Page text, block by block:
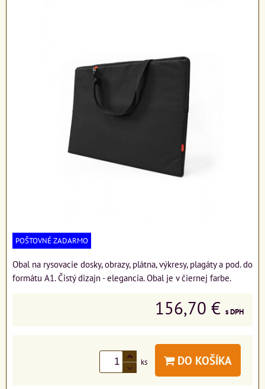
POŠTOVNÉ ZADARMO
Obal na rysovacie dosky, obrazy, plátna, výkresy, plagáty a pod. do
formátu A1. Čistý dizajn - elegancia. Obal je v čiernej farbe.
156,70 € s DPH
ks DO KOŠÍKA